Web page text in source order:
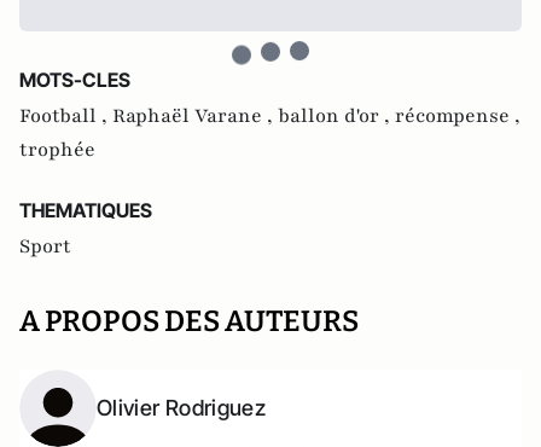
MOTS-CLES
Football , Raphaël Varane , ballon d'or , récompense ,
trophée
THEMATIQUES
Sport
A PROPOS DES AUTEURS
Olivier Rodriguez